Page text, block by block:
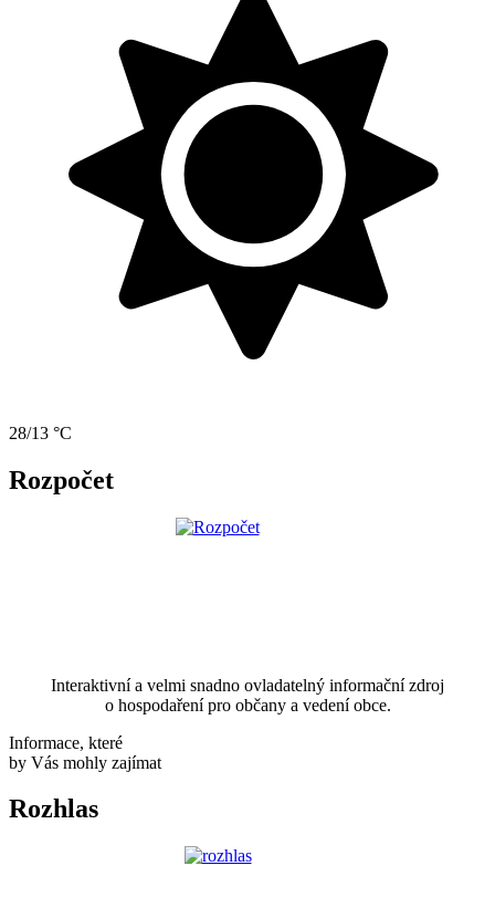
28/13 °C
Rozpočet
Interaktivní a velmi snadno ovladatelný informační zdroj
o hospodaření pro občany a vedení obce.
Informace, které
by Vás mohly zajímat
Rozhlas